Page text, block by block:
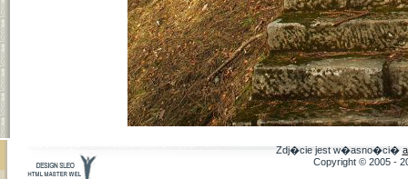
Zdj�cie jest w�asno�ci�
Copyright © 2005 -